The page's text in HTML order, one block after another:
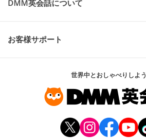
DMM英会話について
お客様サポート
世界中とおしゃべりしよう